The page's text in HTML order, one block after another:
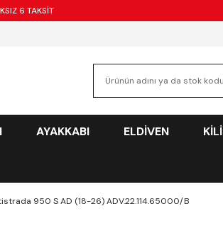
6 TAKSİT
AYAKKABI ELDİVEN
950 S AD (18-26) ADV.22.114.65000/B